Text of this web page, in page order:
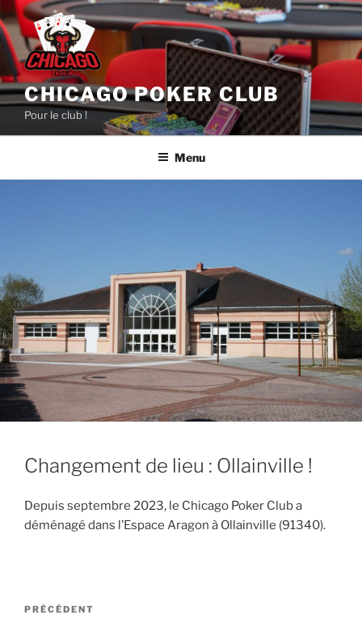
Aller
au
contenu
principal
CHICAGO POKER CLUB
Pour le club !
Menu
Changement de lieu : Ollainville !
Depuis septembre 2023, le Chicago Poker Club a
déménagé dans l’Espace Aragon à Ollainville (91340).
Navigation
Article
PRÉCÉDENT